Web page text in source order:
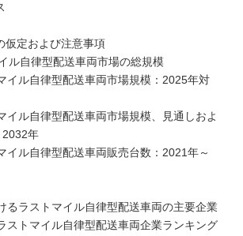
仮定および注意事項
ル自律型配送車両市場の総規模
イル自律型配送車両市場規模：2025年対
イル自律型配送車両市場規模、見通しおよ
2032年
イル自律型配送車両販売台数：2021年～
るラストマイル自律型配送車両の主要企業
ストマイル自律型配送車両企業ランキング